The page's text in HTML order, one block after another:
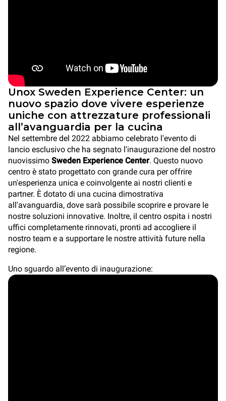
Unox Sweden Experience Center: un
nuovo spazio dove vivere esperienze
uniche con attrezzature professionali
all’avanguardia per la cucina
Nel settembre del 2022 abbiamo celebrato l'evento di
lancio esclusivo che ha segnato l'inaugurazione del nostro
nuovissimo Sweden Experience Center. Questo nuovo
centro è stato progettato con grande cura per offrire
un'esperienza unica e coinvolgente ai nostri clienti e
partner. È dotato di una cucina dimostrativa
all'avanguardia, dove sarà possibile scoprire e provare le
nostre soluzioni innovative. Inoltre, il centro ospita i nostri
uffici completamente rinnovati, pronti ad accogliere il
nostro team e a supportare le nostre attività future nella
regione.
Uno sguardo all’evento di inaugurazione: